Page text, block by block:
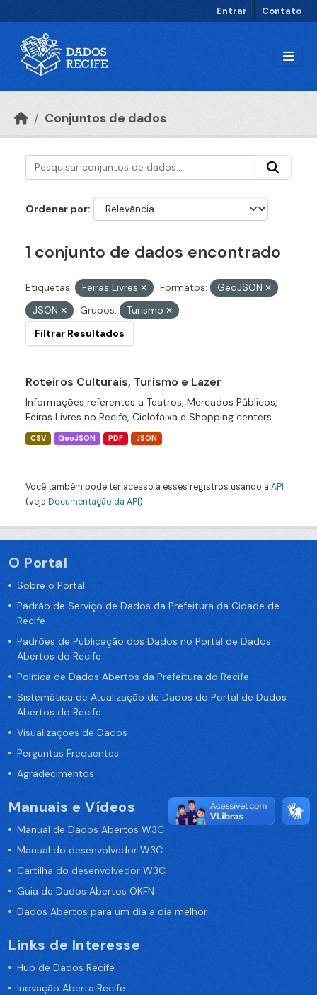
Entrar Contato
Conjuntos de dados
Ordenar por
1 conjunto de dados encontrado
Etiquetas: Feiras Livres Formatos:
GeoJSON
JSON
Grupos:
Turismo
Filtrar Resultados
Roteiros Culturais, Turismo e Lazer
Informações referentes a Teatros, Mercados Públicos,
Feiras Livres no Recife, Ciclofaixa e Shopping centers
CSV GeoJSON PDF JSON
Você também pode ter acesso a esses registros usando a API
(veja Documentação da API).
O Portal
Sobre o Portal
Padrão de Serviço de Dados da Prefeitura da Cidade de
Recife
Padrões de Publicação dos Dados no Portal de Dados
Abertos do Recife
Política de Dados Abertos da Prefeitura do Recife
Sistemática de Atualização de Dados do Portal de Dados
Abertos do Recife
Visualizações de Dados
Perguntas Frequentes
Agradecimentos
Manuais e Vídeos
Manual de Dados Abertos W3C
Manual do desenvolvedor W3C
Cartilha do desenvolvedor W3C
Guia de Dados Abertos OKFN
Dados Abertos para um dia a dia melhor
Links de Interesse
Hub de Dados Recife
Inovação Aberta Recife